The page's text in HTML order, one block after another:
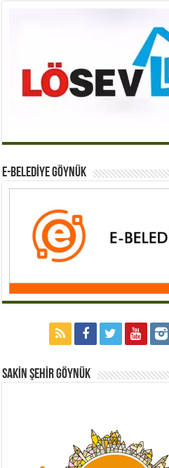
E-BELEDİYE GÖYNÜK
Sakİn Şehİr GÖYNÜK